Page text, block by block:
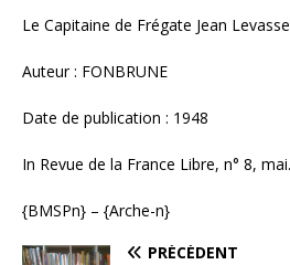
Le Capitaine de Frégate Jean
Auteur : FONBRUNE
Date de publication : 1948
In Revue de la France Libre, n° 8,
{BMSPn} – {Arche-n}
PRÉCÉDENT